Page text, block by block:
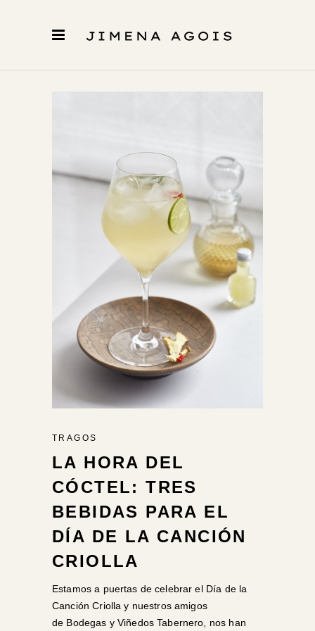
TRAGOS
LA HORA DEL
CÓCTEL: TRES
BEBIDAS PARA EL
DÍA DE LA CANCIÓN
CRIOLLA
Estamos a puertas de celebrar el Día de la
Canción Criolla y nuestros amigos
de Bodegas y Viñedos Tabernero, nos han